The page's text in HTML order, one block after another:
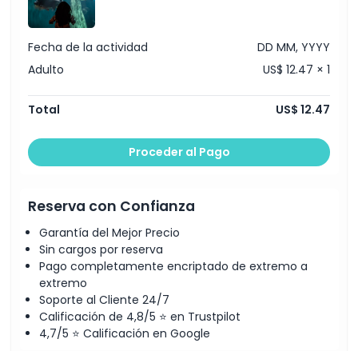
Fecha de la actividad
DD MM, YYYY
Adulto
US$ 12.47 × 1
Total US$ 12.47
Proceder al Pago
Reserva con Confianza
Garantía del Mejor Precio
Sin cargos por reserva
Pago completamente encriptado de extremo a
extremo
Soporte al Cliente 24/7
Calificación de 4,8/5 ⭐ en Trustpilot
4,7/5 ⭐ Calificación en Google